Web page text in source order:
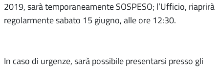
2019, sarà temporaneamente SOSPESO; l’Ufficio, riaprirà
regolarmente sabato 15 giugno, alle ore 12:30.
In caso di urgenze, sarà possibile presentarsi presso gli